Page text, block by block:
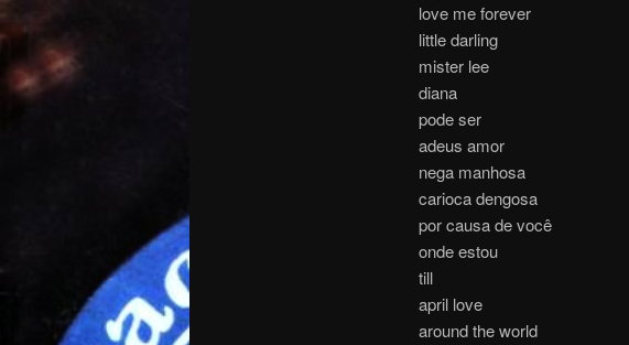
love me forever
little darling
mister lee
diana
pode ser
adeus amor
nega manhosa
carioca dengosa
por causa de você
onde estou
till
april love
around the world